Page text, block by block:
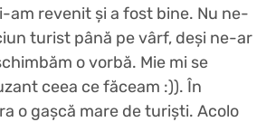
am revenit și a fost bine. Nu ne-
turist până pe vârf, deși ne-ar
o vorbă. Mie mi se
ceea ce făceam :)). În
o gașcă mare de turiști. Acolo